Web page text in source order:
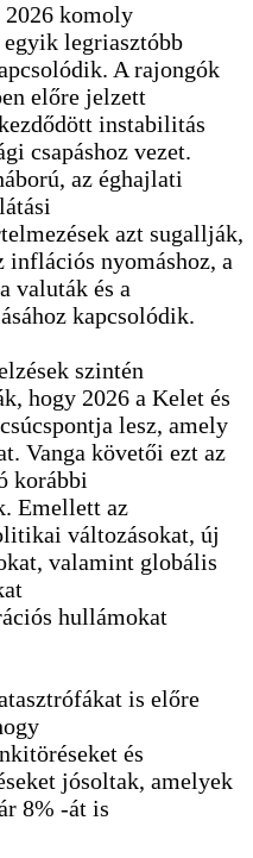
2026 komoly
legriasztóbb
A rajongók
előre jelzett
instabilitás
csapáshoz vezet.
az éghajlati
azt sugallják,
inflációs nyomáshoz, a
valuták és a
kapcsolódik.
szintén
hogy 2026 a Kelet és
lesz, amely
Vanga követői ezt az
korábbi
Emellett az
változásokat, új
valamint globális
hullámokat
is előre
és
jósoltak, amelyek
8% -át is